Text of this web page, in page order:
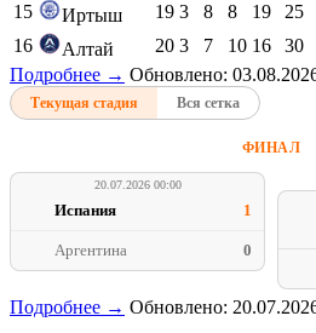
15
Иртыш 19 3 8 8 19 25
16
Алтай 20 3 7 10 16 30
Подробнее → Обновлено:
Текущая стадия Вся сетка
ФИНАЛ
20.07.2026 00:00
Испания 1
Аргентина 0
Подробнее → Обновлено: